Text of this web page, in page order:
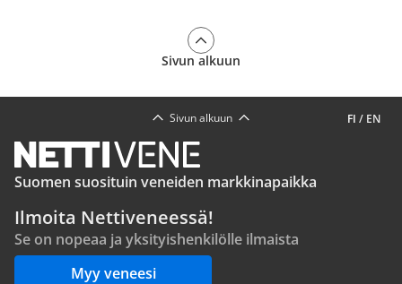
Sivun alkuun
FI / EN
Sivun alkuun
Suomen suosituin veneiden markkinapaikka
Ilmoita Nettiveneessä!
Se on nopeaa ja yksityishenkilölle ilmaista
Myy veneesi